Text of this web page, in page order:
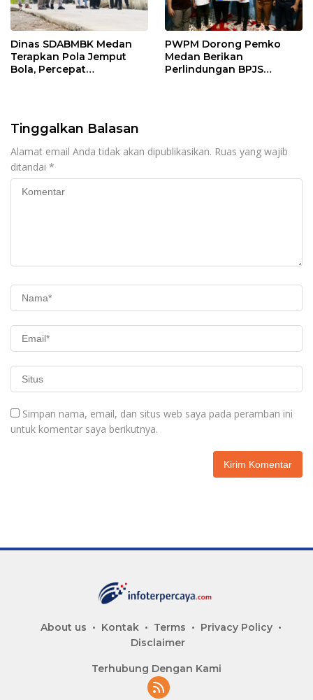
Dinas SDABMBK Medan
Terapkan Pola Jemput
Bola, Percepat
PWPM Dorong Pemko
Medan Berikan
Perlindungan BPJS
Tinggalkan Balasan
Alamat email Anda tidak akan dipublikasikan. Ruas yang wajib
ditandai *
Simpan nama, email, dan situs web saya pada peramban ini
untuk komentar saya berikutnya.
About us Kontak Terms
Privacy Policy
Disclaimer
Terhubung Dengan Kami